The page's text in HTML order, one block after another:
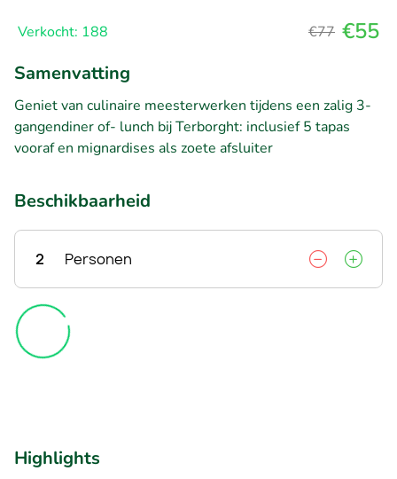
Verkocht: 188 €77 €55
Samenvatting
Geniet van culinaire meesterwerken tijdens een zalig 3-
gangendiner of- lunch bij Terborght: inclusief 5 tapas
vooraf en mignardises als zoete afsluiter
Beschikbaarheid
2 Personen
Highlights